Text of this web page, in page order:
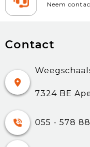
Neem
Contact
7324 BE
055 - 578